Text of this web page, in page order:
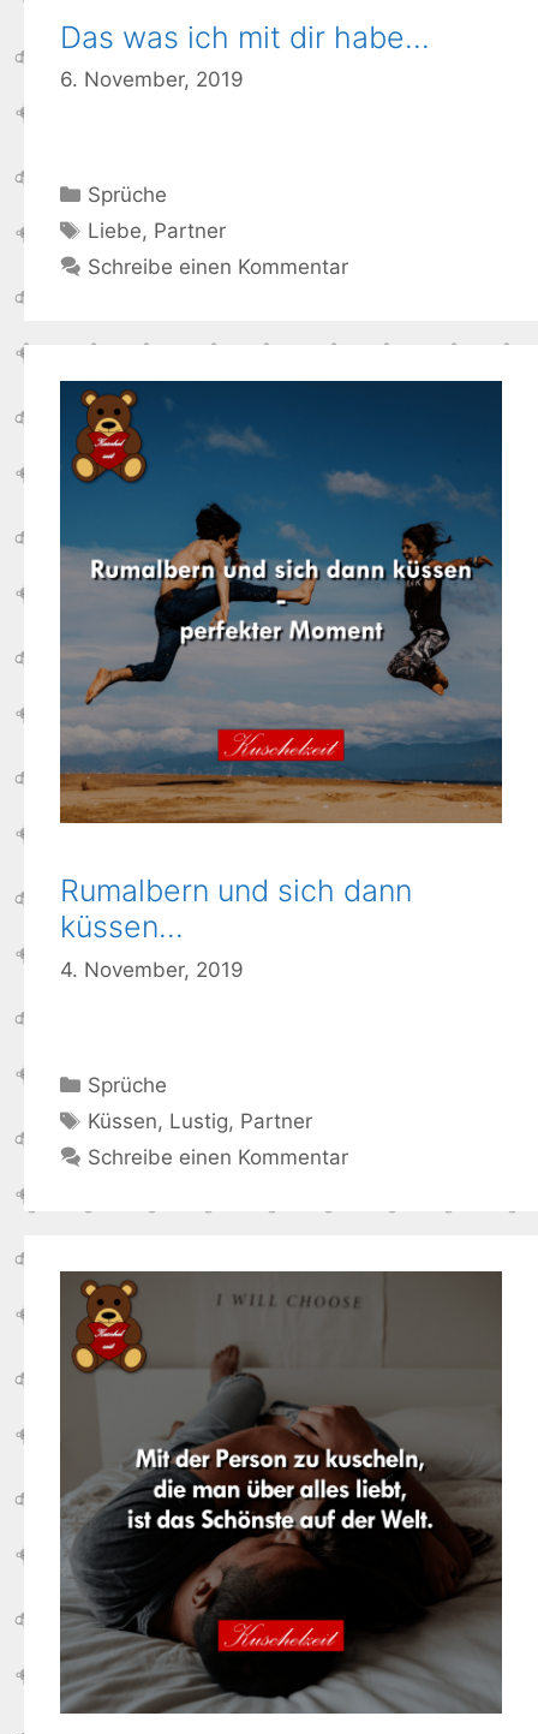
Das was ich mit dir habe…
6. November, 2019
Kategorien
Sprüche
Schlagwörter
Liebe, Partner
Schreibe einen Kommentar
Rumalbern und sich dann
küssen…
4. November, 2019
Kategorien
Sprüche
Schlagwörter
Küssen, Lustig, Partner
Schreibe einen Kommentar